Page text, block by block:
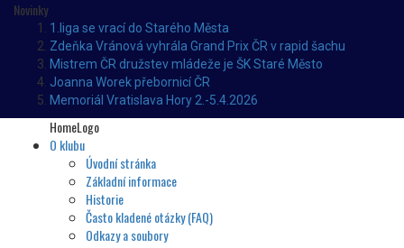
Novinky
1.liga se vrací do Starého Města
Zdeňka Vránová vyhrála Grand Prix ČR v rapid šachu
Mistrem ČR družstev mládeže je ŠK Staré Město
Joanna Worek přebornicí ČR
Memoriál Vratislava Hory 2.-5.4.2026
HomeLogo
O klubu
Úvodní stránka
Základní informace
Historie
Často kladené otázky (FAQ)
Odkazy a soubory